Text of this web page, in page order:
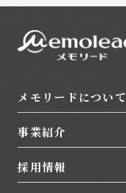
メモリードについて
トップメッセージ
沿革
事業紹介
ホテル
採用情報